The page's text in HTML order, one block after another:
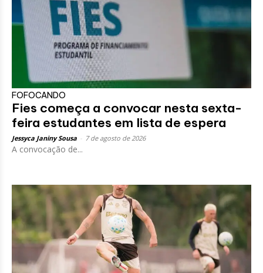
FOFOCANDO
Fies começa a convocar nesta sexta-
feira estudantes em lista de espera
Jessyca Janiny Sousa 7 de agosto de 2026
A convocação de...